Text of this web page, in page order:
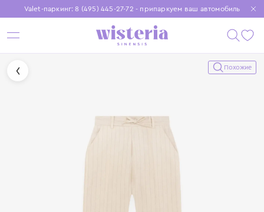
Valet-паркинг: 8 (495) 445-27-72 - припаркуем ваш автомобиль
Бесплатная доставка при заказе от 15 000 ₽
Установите приложение, чтобы покупки были еще удобнее
Похожие